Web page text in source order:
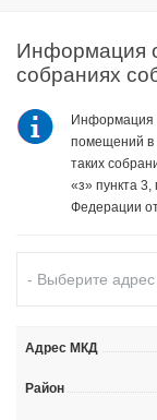
Информация
собраниях
Информация
помещений в
таких
«з» пункта
Федерации